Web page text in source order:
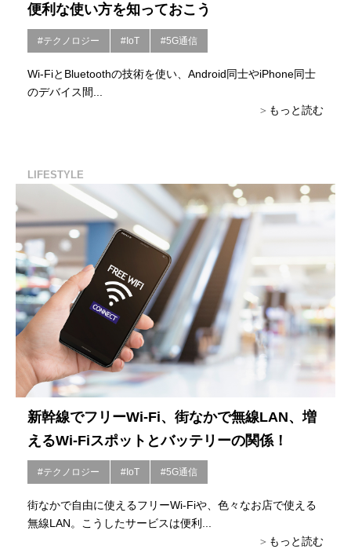
便利な使い方を知っておこう
#テクノロジー #IoT #5G通信
Wi-FiとBluetoothの技術を使い、Android同士やiPhone同士
のデバイス間...
もっと読む
LIFESTYLE
新幹線でフリーWi-Fi、街なかで無線LAN、増
えるWi-Fiスポットとバッテリーの関係！
#テクノロジー #IoT #5G通信
街なかで自由に使えるフリーWi-Fiや、色々なお店で使える
無線LAN。こうしたサービスは便利...
もっと読む